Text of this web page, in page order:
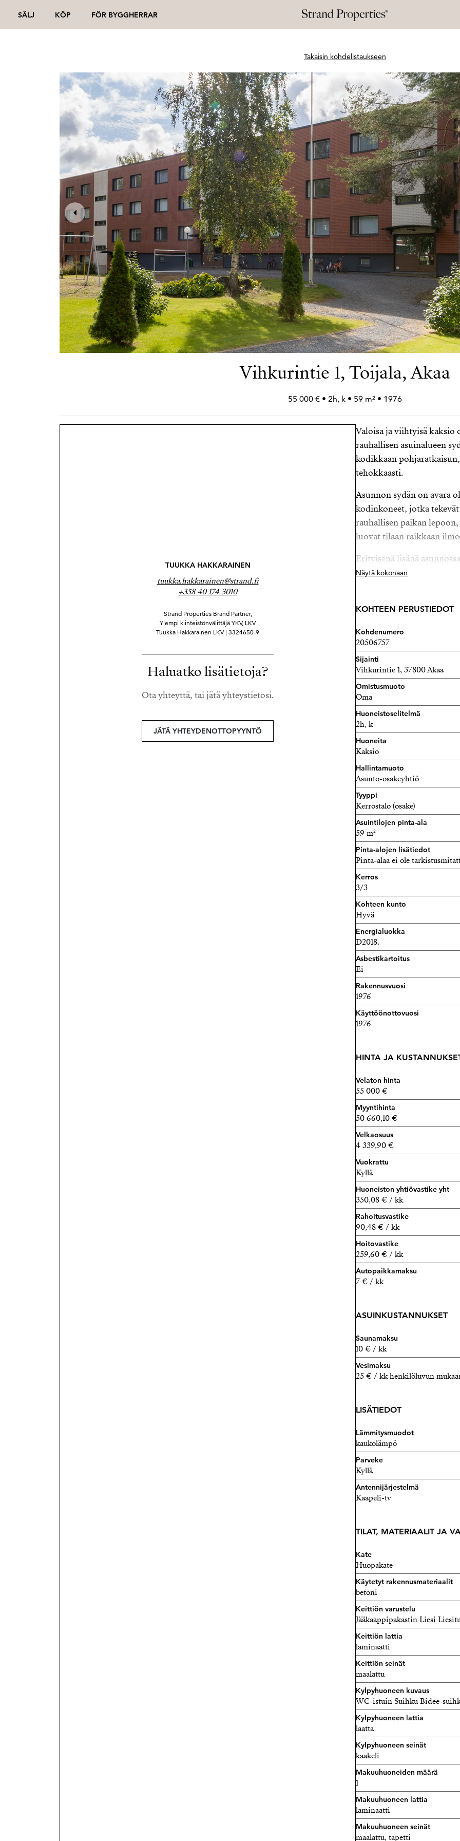
SÄLJ KÖP FÖR BYGGHERRAR
Takaisin kohdelistaukseen
Vihkurintie 1, Toijala, Akaa
55 000 € • 2h, k • 59 m² • 1976
TUUKKA HAKKARAINEN
tuukka.hakkarainen@strand.fi
+358 40 174 3010
Strand Properties Brand Partner,
Ylempi kiinteistönvälittäjä YKV, LKV
Tuukka Hakkarainen LKV | 3324650-9
Haluatko lisätietoja?
Ota yhteyttä, tai jätä yhteystietosi.
JÄTÄ YHTEYDENOTTOPYYNTÖ
Valoisa ja viihtyisä kaksio
rauhallisen asuinalueen
kodikkaan
tehokkaasti.
Asunnon sydän on avara
kodinkoneet, jotka
rauhallisen paikan
luovat tilaan raikkaan
Erityisenä lisänä
asuintilaa ja
tehty kattavasti
sauna, joka tarjoaa
Sijainti on ihanteellinen –
alueella on hyvät
valinta niin ensiasunnon
kodiksi.
Asunto myydään
vuokrasopimuksella.
Tuukka Hakkarainen
Ylempi
Strand Properties Brand
040 174 3010 –
Näytä kokonaan
KOHTEEN PERUSTIEDOT
Kohdenumero
20506757
Sijainti
Vihkurintie 1, 37800 Akaa
Omistusmuoto
Oma
Huoneistoselitelmä
2h, k
Huoneita
Kaksio
Hallintamuoto
Asunto-osakeyhtiö
Tyyppi
Kerrostalo (osake)
Asuintilojen pinta-ala
59 m²
Pinta-alojen lisätiedot
Pinta-alaa ei ole
Kerros
3/3
Kohteen kunto
Hyvä
Energialuokka
D2018.
Asbestikartoitus
Ei
Rakennusvuosi
1976
Käyttöönottovuosi
1976
HINTA JA
Velaton hinta
55 000 €
Myyntihinta
50 660,10 €
Velkaosuus
4 339,90 €
Vuokrattu
Kyllä
Huoneiston yhtiövastike yht
350,08 € / kk
Rahoitusvastike
90,48 € / kk
Hoitovastike
259,60 € / kk
Autopaikkamaksu
7 € / kk
ASUINKUSTANNUKSET
Saunamaksu
10 € / kk
Vesimaksu
25 € / kk henkilöluvun
LISÄTIEDOT
Lämmitysmuodot
kaukolämpö
Parveke
Kyllä
Antennijärjestelmä
Kaapeli-tv
TILAT, MATERIAALIT JA
Kate
Huopakate
Käytetyt rakennusmateriaalit
betoni
Keittiön varustelu
Jääkaappipakastin Liesi
Keittiön lattia
laminaatti
Keittiön seinät
maalattu
Kylpyhuoneen kuvaus
WC-istuin Suihku Bidee-
Kylpyhuoneen lattia
laatta
Kylpyhuoneen seinät
kaakeli
Makuuhuoneiden määrä
1
Makuuhuoneen lattia
laminaatti
Makuuhuoneen seinät
maalattu, tapetti